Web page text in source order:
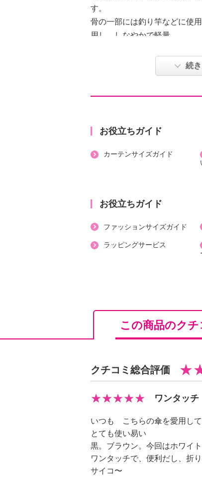
す。
骨の一部には釣り竿などに使
用し、しなやかで軽量。
バンブー手元の組み合わせは
【付属品】
【素材】
・持ち手：バンブー
【サイズ】
・全長：約６１ｃｍ、（折り
※表記数値は生地の一部の結
続
お役立ちガイド
カーテンサイズガイド
お役立ちガイド
ファッションサイズガイド
ラッピングサービス
この商品のクチ
クチコミ総合評価
ワンタッチ
いつも こちらの傘を愛用して
とても使い易い
黒。ブラウン。今回はホワイ
ワンタッチで、便利だし、折
サイコ〜